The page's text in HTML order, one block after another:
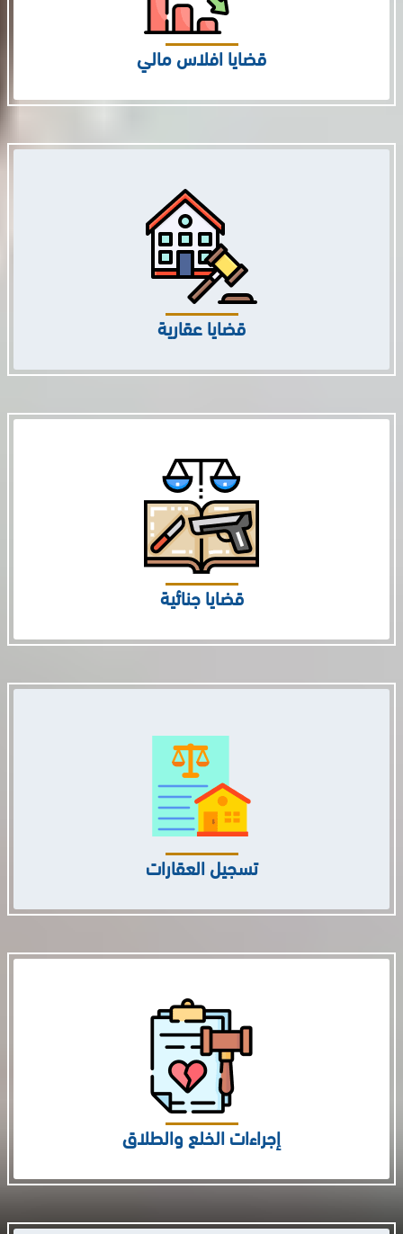
قضايا افلاس مالي
قضايا عقارية
قضايا جنائية
تسجيل العقارات
إجراءات الخلع والطلاق